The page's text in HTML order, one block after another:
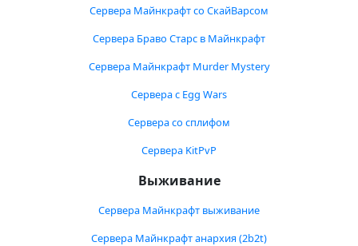
Сервера Майнкрафт со СкайВарсом
Сервера Браво Старс в Майнкрафт
Сервера Майнкрафт Murder Mystery
Сервера с Egg Wars
Сервера со сплифом
Сервера KitPvP
Выживание
Сервера Майнкрафт выживание
Сервера Майнкрафт анархия (2b2t)